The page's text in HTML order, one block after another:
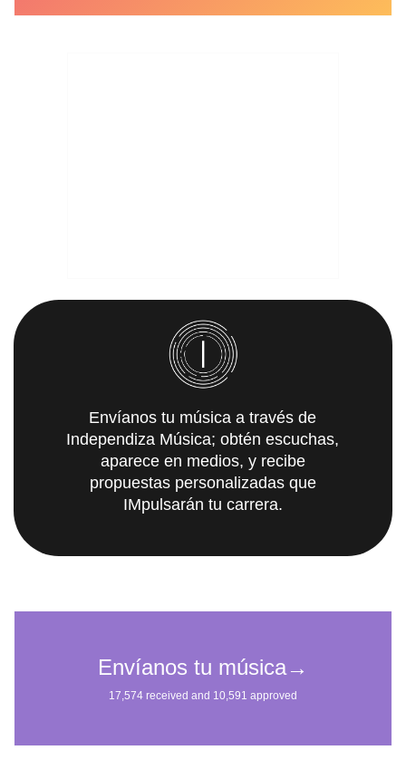
Envíanos tu música a través de
Independiza Música; obtén escuchas,
aparece en medios, y recibe
propuestas personalizadas que
IMpulsarán tu carrera.